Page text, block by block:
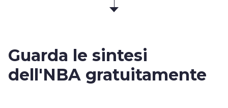
Guarda le sintesi
dell'NBA gratuitamente